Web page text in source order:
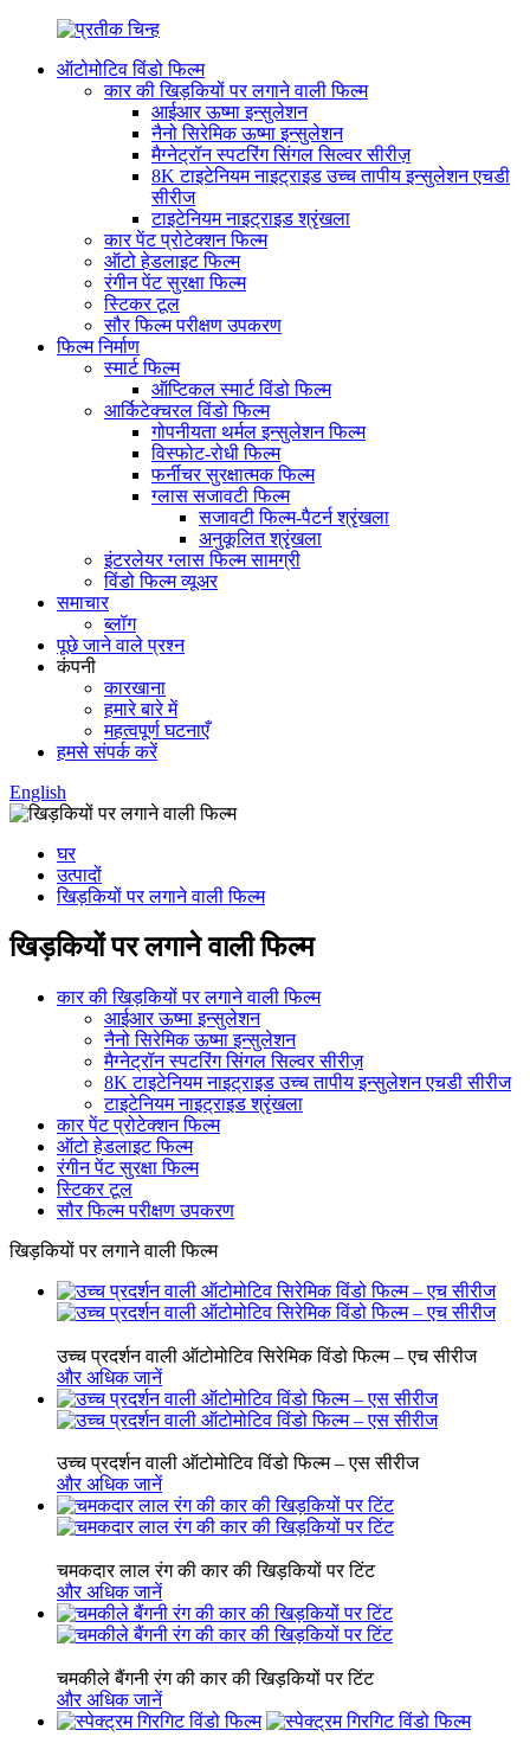
ऑटोमोटिव विंडो फिल्म
कार की खिड़कियों पर लगाने वाली फिल्म
आईआर ऊष्मा इन्सुलेशन
नैनो सिरेमिक ऊष्मा इन्सुलेशन
मैग्नेट्रॉन स्पटरिंग सिंगल सिल्वर सीरीज़
8K टाइटेनियम नाइट्राइड उच्च तापीय इन्सुलेशन एचडी
सीरीज
टाइटेनियम नाइट्राइड श्रृंखला
कार पेंट प्रोटेक्शन फिल्म
ऑटो हेडलाइट फिल्म
रंगीन पेंट सुरक्षा फिल्म
स्टिकर टूल
सौर फिल्म परीक्षण उपकरण
फिल्म निर्माण
स्मार्ट फिल्म
ऑप्टिकल स्मार्ट विंडो फिल्म
आर्किटेक्चरल विंडो फिल्म
गोपनीयता थर्मल इन्सुलेशन फिल्म
विस्फोट-रोधी फिल्म
फर्नीचर सुरक्षात्मक फिल्म
ग्लास सजावटी फिल्म
सजावटी फिल्म-पैटर्न श्रृंखला
अनुकूलित श्रृंखला
इंटरलेयर ग्लास फिल्म सामग्री
विंडो फिल्म व्यूअर
समाचार
ब्लॉग
पूछे जाने वाले प्रश्न
कंपनी
कारखाना
हमारे बारे में
महत्वपूर्ण घटनाएँ
हमसे संपर्क करें
English
घर
उत्पादों
खिड़कियों पर लगाने वाली फिल्म
खिड़कियों पर लगाने वाली फिल्म
कार की खिड़कियों पर लगाने वाली फिल्म
आईआर ऊष्मा इन्सुलेशन
नैनो सिरेमिक ऊष्मा इन्सुलेशन
मैग्नेट्रॉन स्पटरिंग सिंगल सिल्वर सीरीज़
8K टाइटेनियम नाइट्राइड उच्च तापीय इन्सुलेशन एचडी सीरीज
टाइटेनियम नाइट्राइड श्रृंखला
कार पेंट प्रोटेक्शन फिल्म
ऑटो हेडलाइट फिल्म
रंगीन पेंट सुरक्षा फिल्म
स्टिकर टूल
सौर फिल्म परीक्षण उपकरण
खिड़कियों पर लगाने वाली फिल्म
उच्च प्रदर्शन वाली ऑटोमोटिव सिरेमिक विंडो फिल्म – एच सीरीज
और अधिक जानें
उच्च प्रदर्शन वाली ऑटोमोटिव विंडो फिल्म – एस सीरीज
और अधिक जानें
चमकदार लाल रंग की कार की खिड़कियों पर टिंट
और अधिक जानें
चमकीले बैंगनी रंग की कार की खिड़कियों पर टिंट
और अधिक जानें